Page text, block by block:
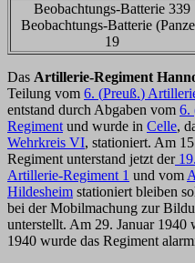
Beobachtungs-Batterie 339
Beobachtungs-Batterie
19
Das Artillerie-Regiment
Teilung vom 6. (Preuß.)
entstand durch Abgaben vom 6.
Regiment und wurde in Celle,
Wehrkreis VI, stationiert. Am
Regiment unterstand jetzt der
Artillerie-Regiment 1 und vom
Hildesheim stationiert bleiben
bei der Mobilmachung zur
unterstellt. Am 29. Januar
1940 wurde das Regiment